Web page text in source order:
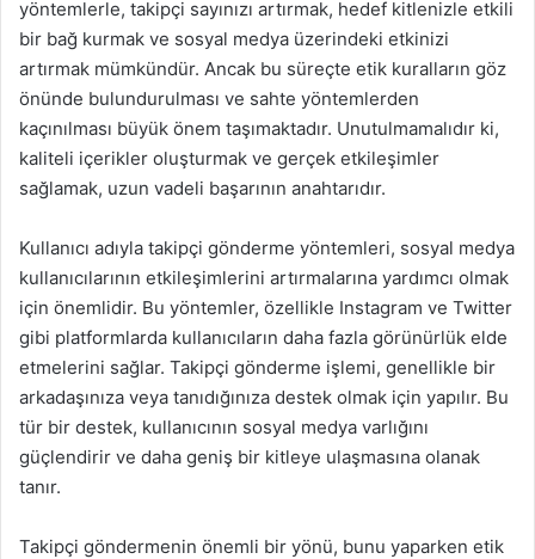
yöntemlerle, takipçi sayınızı artırmak, hedef kitlenizle etkili
bir bağ kurmak ve sosyal medya üzerindeki etkinizi
artırmak mümkündür. Ancak bu süreçte etik kuralların göz
önünde bulundurulması ve sahte yöntemlerden
kaçınılması büyük önem taşımaktadır. Unutulmamalıdır ki,
kaliteli içerikler oluşturmak ve gerçek etkileşimler
sağlamak, uzun vadeli başarının anahtarıdır.
Kullanıcı adıyla takipçi gönderme yöntemleri, sosyal medya
kullanıcılarının etkileşimlerini artırmalarına yardımcı olmak
için önemlidir. Bu yöntemler, özellikle Instagram ve Twitter
gibi platformlarda kullanıcıların daha fazla görünürlük elde
etmelerini sağlar. Takipçi gönderme işlemi, genellikle bir
arkadaşınıza veya tanıdığınıza destek olmak için yapılır. Bu
tür bir destek, kullanıcının sosyal medya varlığını
güçlendirir ve daha geniş bir kitleye ulaşmasına olanak
tanır.
Takipçi göndermenin önemli bir yönü, bunu yaparken etik